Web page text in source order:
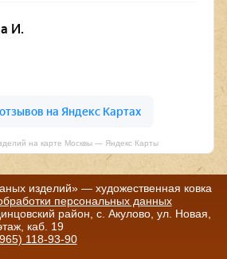
на карте Москвы — Яндекс Карты
изделий» — художественная ковка
персональных данных
район, с. Акулово, ул. Новая,
каб. 19
118-93-90